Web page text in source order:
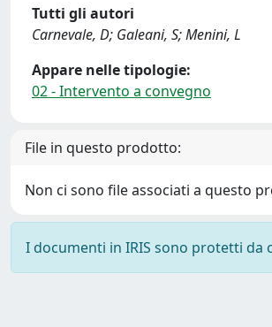
Tutti gli autori
Carnevale, D; Galeani, S; Menini, L
Appare nelle tipologie:
02 - Intervento a convegno
File in questo prodotto:
Non ci sono file associati a questo
I documenti in IRIS sono protetti